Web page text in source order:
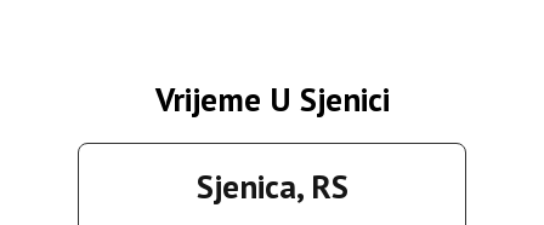
Vrijeme U Sjenici
Sjenica, RS